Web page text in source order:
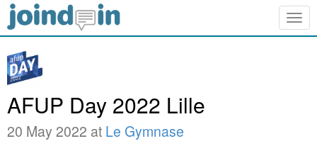
AFUP Day 2022 Lille
20 May 2022 at Le Gymnase